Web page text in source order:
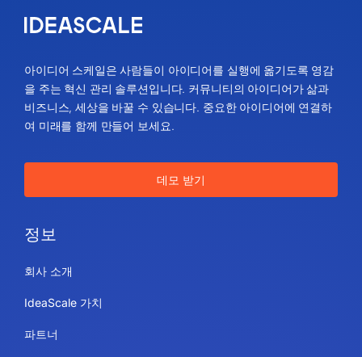
아이디어 스케일은 사람들이 아이디어를 실행에 옮기도록 영감
을 주는 혁신 관리 솔루션입니다. 커뮤니티의 아이디어가 삶과
비즈니스, 세상을 바꿀 수 있습니다. 중요한 아이디어에 연결하
여 미래를 함께 만들어 보세요.
데모 받기
정보
회사 소개
IdeaScale 가치
파트너